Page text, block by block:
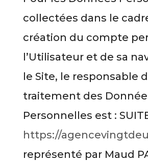
collectées dans le
création du compte
l’Utilisateur et de sa
le Site, le responsable
traitement des
Personnelles est :
https://
représenté par Maud